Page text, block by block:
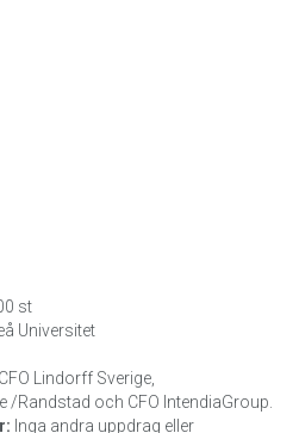
st
Universitet
Lindorff Sverige,
Randstad och CFO IntendiaGroup.
Inga andra uppdrag eller